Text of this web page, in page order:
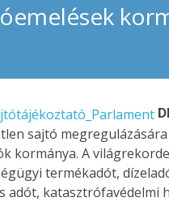
sajtó
kormánya. A
termékadót,
katasztrófavédelmi